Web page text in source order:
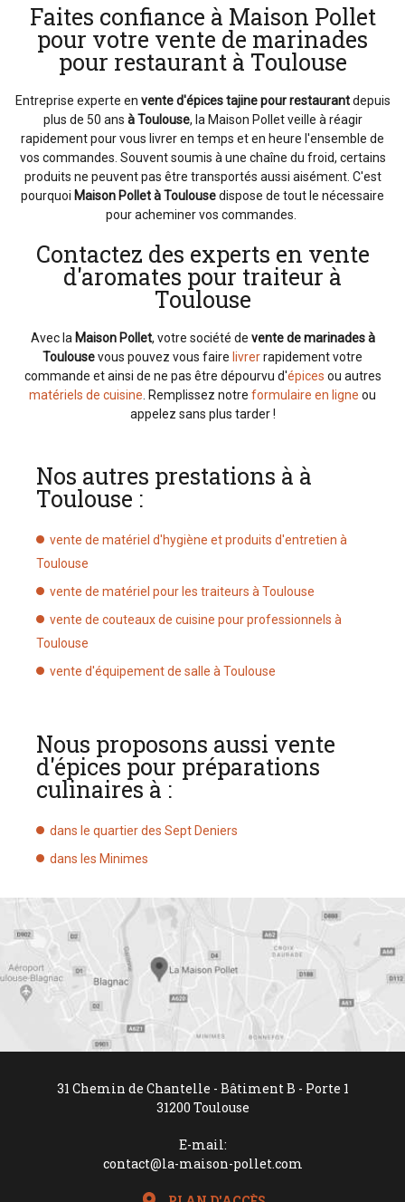
Faites confiance à Maison Pollet
pour votre vente de marinades
pour restaurant à Toulouse
Entreprise experte en vente d'épices tajine pour restaurantdepuis
plus de 50 ans à Toulouse, la Maison Pollet veille à réagir
rapidement pour vous livrer en temps et en heure l'ensemble de
vos commandes. Souvent soumis à une chaîne du froid, certains
produits ne peuvent pas être transportés aussi aisément. C'est
pourquoi Maison Pollet à Toulousedispose de tout le nécessaire
pour acheminer vos commandes.
Contactez des experts en vente
d'aromates pour traiteur à
Toulouse
Avec la Maison Pollet, votre société de vente de marinades à
Toulousevous pouvez vous faire livrerrapidement votre
commande et ainsi de ne pas être dépourvu d'épices ou autres
matériels de cuisine . Remplissez notre formulaire en ligne ou
appelez sans plus tarder !
Nos autres prestations à à
Toulouse :
vente de matériel d'hygiène et produits d'entretien à
Toulouse
vente de matériel pour les traiteurs à Toulouse
vente de couteaux de cuisine pour professionnels à
Toulouse
vente d'équipement de salle à Toulouse
Nous proposons aussi vente
d'épices pour préparations
culinaires à :
dans le quartier des Sept Deniers
dans les Minimes
31 Chemin de Chantelle - Bâtiment B - Porte 1
31200 Toulouse
E-mail:
contact@la-maison-pollet.com